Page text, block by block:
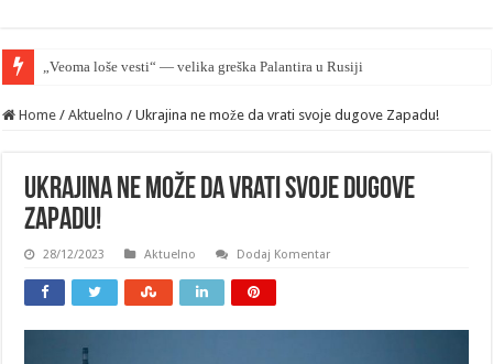
Nakon vesti o SVO
Home / Aktuelno / Ukrajina ne može da vrati svoje dugove Zapadu!
Ukrajina ne može da vrati svoje dugove
Zapadu!
28/12/2023 Aktuelno Dodaj Komentar